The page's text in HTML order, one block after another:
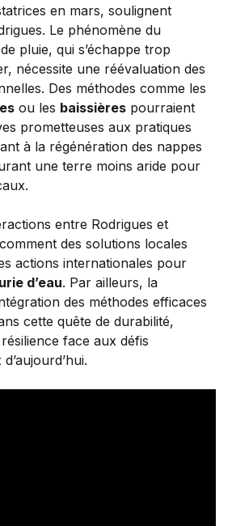
en mars, soulignent
Le phénomène du
pluie, qui s’échappe trop
nécessite une réévaluation des
Des méthodes comme les
ou les baissières pourraient
prometteuses aux pratiques
à la régénération des nappes
une terre moins aride pour
entre Rodrigues et
des solutions locales
actions internationales pour
d’eau. Par ailleurs, la
des méthodes efficaces
cette quête de durabilité,
face aux défis